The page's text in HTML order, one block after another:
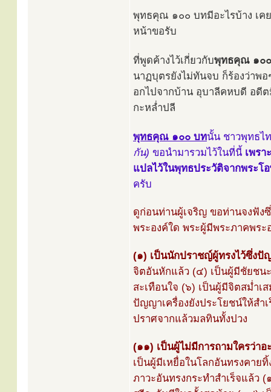
พุทธคุณ ๑๐๐ บทมีอะไรบ้าง เคย
หน้าขอรับ
ที่พูดค้างไว้เกี่ยวกับพุทธคุณ ๑๐
นาฏบุตรยังไม่ทันจบ ก็ร้องว่าพ
อกไปจากบ้าน อุบาลีคหบดี อดีต
กะหล่ำปลี
พุทธคุณ ๑๐๐ บทนั้น ชาวพุทธไ
กัน) ขอนำมารวมไว้ในที่นี้ เพร
แปลไว้ในพุทธประวัติจากพระโ
ครับ
ดูก่อนท่านผู้เจริญ ขอท่านจงฟัง
พระองค์ใด พระผู้มีพระภาคพระ
(๑) เป็นนักปราชญ์ผู้ทรงไว้ซึ่งปั
จิตอันหักแล้ว (๔) เป็นผู้มีชัยชน
สะเทือนใจ (๖) เป็นผู้มีจิตสม่ำ
ปัญญาเครื่องยังประโยชน์ให้สำ
ปราศจากแล้วมลทินทั้งปวง
(๑๑) เป็นผู้ไม่มีการถามใครว่าอ
เป็นผู้มีเหยื่อในโลกอันทรงคา
ภาวะอันทรงกระทำสำเร็จแล้ว